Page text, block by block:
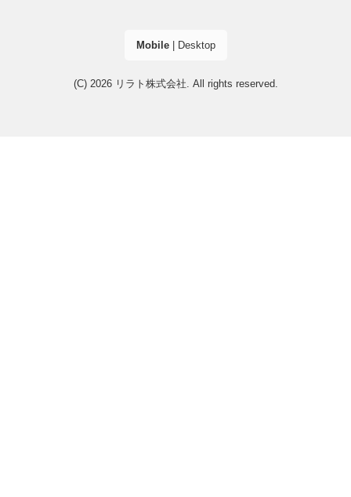
Mobile| Desktop
(C) 2026 リラト株式会社 . All rights reserved.